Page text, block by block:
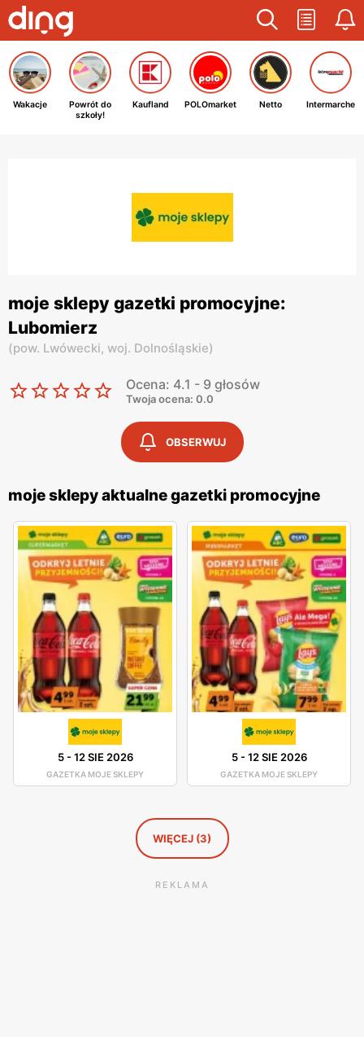
Wakacje
Powrót do
szkoły!
Kaufland POLOmarket Netto Intermarche
moje sklepy gazetki promocyjne:
Lubomierz
(pow. Lwówecki, woj. Dolnośląskie)
Ocena: 4.1 - 9 głosów
Twoja ocena: 0.0
OBSERWUJ
moje sklepy aktualne gazetki promocyjne
5-12 SIE 2026
GAZETKA MOJE SKLEPY
5-12 SIE 2026
GAZETKA MOJE SKLEPY
WIĘCEJ (3)
REKLAMA